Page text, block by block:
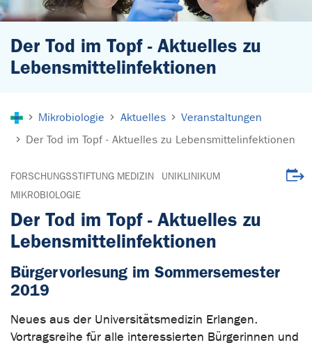
Der Tod im Topf - Aktuelles zu
Lebensmittelinfektionen
Mikrobiologie Aktuelles
Veranstaltungen
Der Tod im Topf - Aktuelles zu Lebensmittelinfektionen
FORSCHUNGSSTIFTUNG MEDIZIN
UNIKLINIKUM
MIKROBIOLOGIE
Der Tod im Topf - Aktuelles zu
Lebensmittelinfektionen
Bürgervorlesung im Sommersemester
2019
Neues aus der Universitätsmedizin Erlangen.
Vortragsreihe für alle interessierten Bürgerinnen und